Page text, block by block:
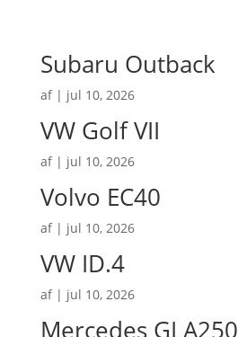
Subaru Outback
af | jul 10, 2026
VW Golf VII
af | jul 10, 2026
Volvo EC40
af | jul 10, 2026
VW ID.4
af | jul 10, 2026
Mercedes GLA250